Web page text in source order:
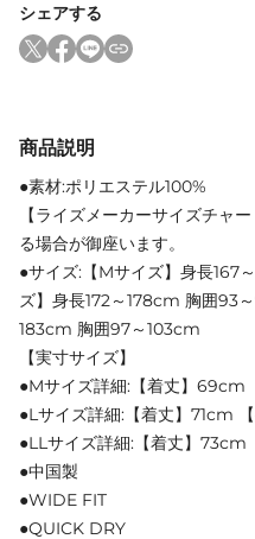
シェアする
商品説明
●素材:ポリエステル100%
【ライズメーカーサイズチャ
る場合が御座います。
●サイズ:【Mサイズ】身長167
ズ】身長172～178cm 胸囲93
183cm 胸囲97～103cm
【実寸サイズ】
●Mサイズ詳細:【着丈】
●Lサイズ詳細:【着丈】71cm
●LLサイズ詳細:【着丈】
●中国製
●WIDE FIT
●QUICK DRY